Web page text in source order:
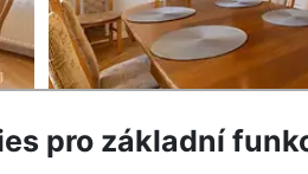
INFORMACÍ
pro základní